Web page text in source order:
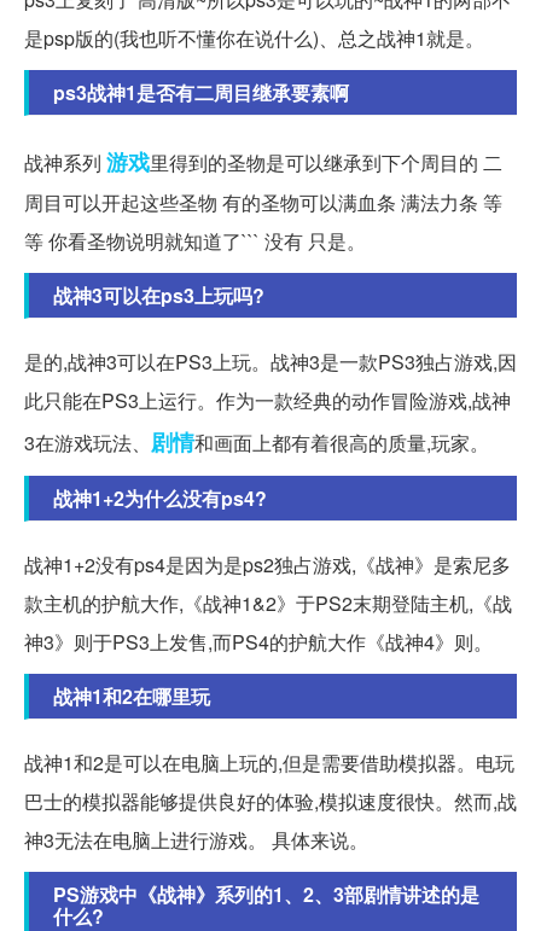
是psp版的(我也听不懂你在说什么)、总之战神1就是。
ps3战神1是否有二周目继承要素啊
战神系列 游戏里得到的圣物是可以继承到下个周目的 二
周目可以开起这些圣物 有的圣物可以满血条 满法力条 等
等 你看圣物说明就知道了``` 没有 只是。
战神3可以在ps3上玩吗?
是的,战神3可以在PS3上玩。战神3是一款PS3独占游戏,因
此只能在PS3上运行。作为一款经典的动作冒险游戏,战神
3在游戏玩法、 剧情和画面上都有着很高的质量,玩家。
战神1+2为什么没有ps4?
战神1+2没有ps4是因为是ps2独占游戏,《战神》是索尼多
款主机的护航大作,《战神1&2》于PS2末期登陆主机,《战
神3》则于PS3上发售,而PS4的护航大作《战神4》则。
战神1和2在哪里玩
战神1和2是可以在电脑上玩的,但是需要借助模拟器。电玩
巴士的模拟器能够提供良好的体验,模拟速度很快。然而,战
神3无法在电脑上进行游戏。 具体来说。
PS游戏中《战神》系列的1、2、3部剧情讲述的是
什么?